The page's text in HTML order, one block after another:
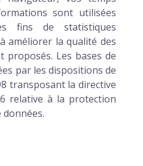
sont utilisées
fins de statistiques
améliorer la qualité des
proposés. Les bases de
par les dispositions de
transposant la directive
relative à la protection
données.